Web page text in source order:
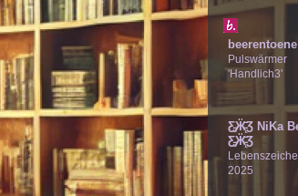
beerentoene
Pulswärmer
'Handlich3'
Ƹ̵̡Ӝ̵̨̄Ʒ NiKa
Ƹ̵̡Ӝ̵̨̄Ʒ
2025